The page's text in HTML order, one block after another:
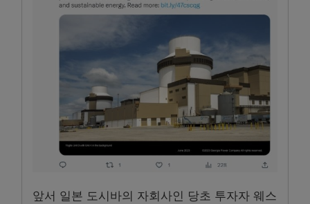
앞서 일본 도시바의 자회사인 당초 투자자 웨스